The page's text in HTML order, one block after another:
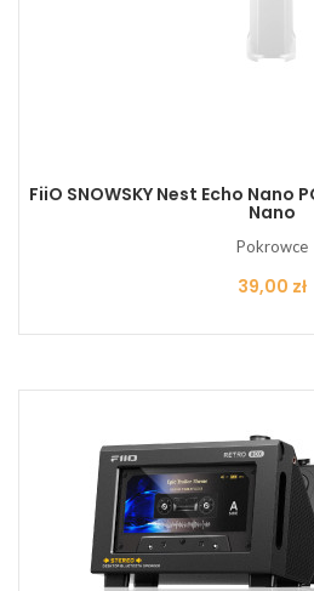
FiiO SNOWSKY Nest Echo Nano
Nano
Pokrowce
Cena
39,00 zł